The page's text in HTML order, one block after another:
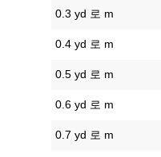
0.3 yd 로 m
0.4 yd 로 m
0.5 yd 로 m
0.6 yd 로 m
0.7 yd 로 m